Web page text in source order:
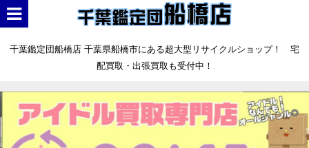
千葉鑑定団船橋店 千葉県船橋市にある超大型リサイクルショップ！ 宅
配買取・出張買取も受付中！